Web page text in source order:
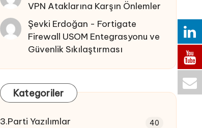
VPN Ataklarına Karşın Önlemler
Şevki Erdoğan - Fortigate
Firewall USOM Entegrasyonu ve
Güvenlik Sıkılaştırması
Kategoriler
3.Parti Yazılımlar 40